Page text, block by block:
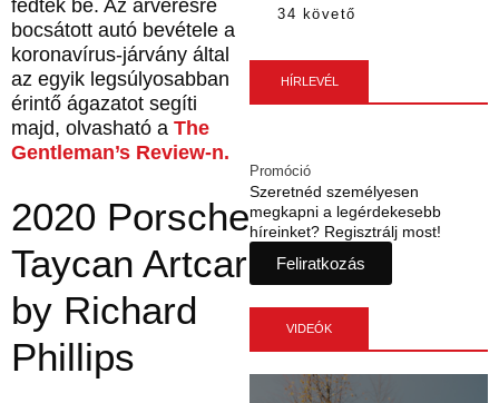
fedtek be. Az árverésre
bocsátott autó bevétele a
koronavírus-járvány által
az egyik legsúlyosabban
érintő ágazatot segíti
majd, olvasható a The
Gentleman’s Review-n.
2020 Porsche
Taycan Artcar
by Richard
Phillips
34 követő
HÍRLEVÉL
Szeretnéd személyesen
megkapni a legérdekesebb
híreinket? Regisztrálj most!
Feliratkozás
Promóció
VIDEÓK